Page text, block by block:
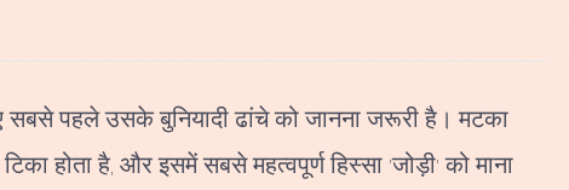
पहले उसके बुनियादी ढांचे को जानना जरूरी है। मटका
होता है, और इसमें सबसे महत्वपूर्ण हिस्सा 'जोड़ी' को माना